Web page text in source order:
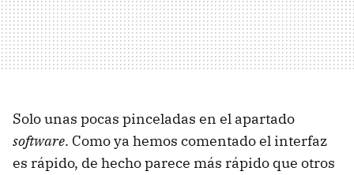
Solo unas pocas pinceladas en el apartado
software. Como ya hemos comentado el interfaz
es rápido, de hecho parece más rápido que otros